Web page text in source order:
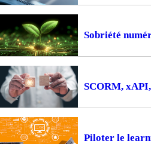
Sobriété
SCORM,
Piloter le